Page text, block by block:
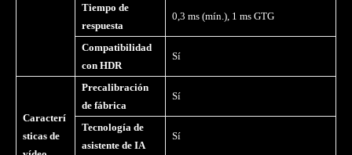
Tiempo de
respuesta
0,3 ms (mín.), 1 ms GTG
Compatibilidad
con HDR
Sí
Caracterí
sticas de
Precalibración
de fábrica
Sí
Tecnología de
asistente de IA
Sí